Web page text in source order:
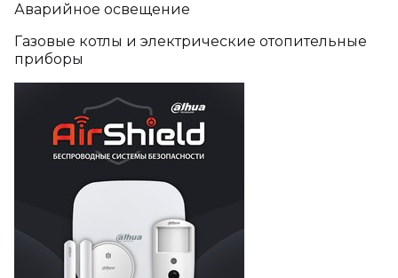
Аварийное освещение
Газовые котлы и электрические отопительные
приборы